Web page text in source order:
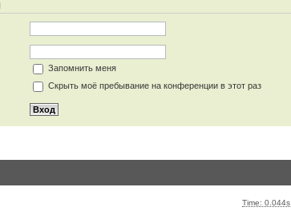
Запомнить меня
Скрыть моё пребывание на конференции в этот раз
Time: 0.044s